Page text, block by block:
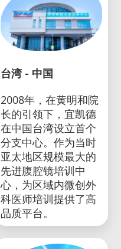
台湾 - 中国
2008年，在黄明和院
长的引领下，宜凯德
在中国台湾设立首个
分支中心。作为当时
亚太地区规模最大的
先进腹腔镜培训中
心，为区域内微创外
科医师培训提供了高
品质平台。